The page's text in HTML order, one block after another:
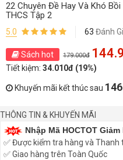
22 Chuyên Đề Hay Và Khó
THCS Tập 2
5.0 63 Đánh
Sách hot 179.000đ
Tiết kiệm: 34.010đ (19%)
Khuyến mãi kết thúc sau 146
THÔNG TIN & KHUYẾN MÃI
Nhập Mã HOCTOT
✅ Được kiểm tra hàng và Thanh
✅ Giao hàng trên Toàn Quốc